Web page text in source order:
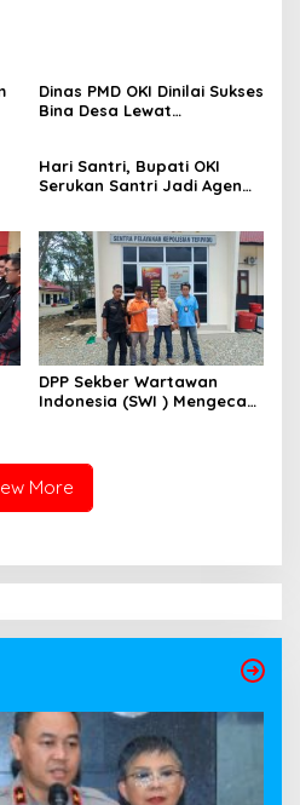
Dinas PMD OKI Dinilai Sukses
Bina Desa Lewat
Hari Santri, Bupati OKI
Serukan Santri Jadi Agen
DPP Sekber Wartawan
Indonesia (SWI ) Mengecam
More